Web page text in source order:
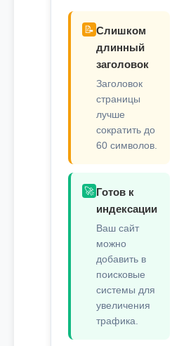
📝 Слишком
длинный
заголовок
Заголовок
страницы
лучше
сократить до
60 символов.
🚀 Готов к
индексации
Ваш сайт
можно
добавить в
поисковые
системы для
увеличения
трафика.